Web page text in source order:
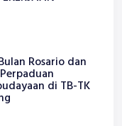
Rosario dan
di TB-TK